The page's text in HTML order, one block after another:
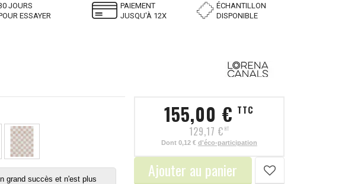
JOURS
ESSAYER
PAIEMENT
JUSQU'À 12X
ÉCHANTILLON
DISPONIBLE
grand succès et n'est plus
155,00 € TTC
129,17 € HT
Dont 0,12 € d'éco-participation
Ajouter au panier